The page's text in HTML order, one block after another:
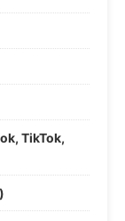
TikTok,